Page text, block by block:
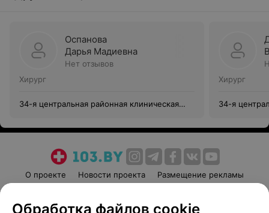
Оспанова
Дарья Мадиевна
Нет отзывов
Хирург
34-я центральная районная клиническая
Хирург
34-я
О проекте Новости проекта
Размещение рекламы
Пользовательское соглашение
Способы оплаты
Обработка файлов cookie